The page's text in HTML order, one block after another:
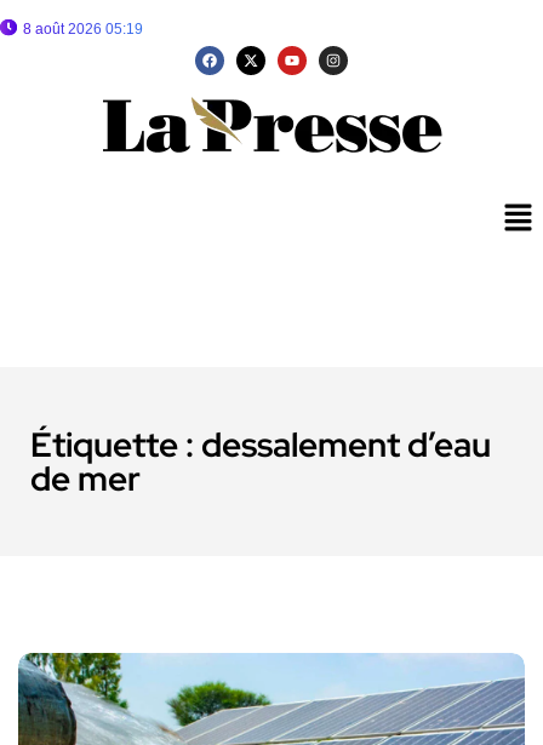
8 août 2026 05:19
Étiquette : dessalement d’eau
de mer